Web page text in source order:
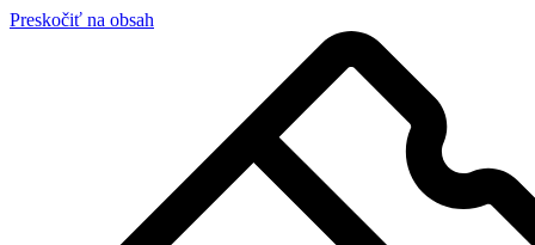
Preskočiť na obsah